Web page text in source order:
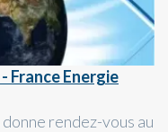
France Energie
rendez-vous au